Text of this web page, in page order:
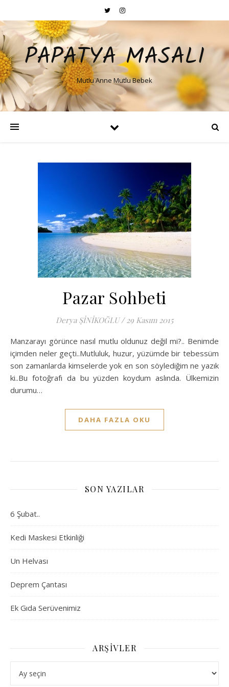
PAPATYA MASALI
Mutlu Anne Mutlu Bebek
Pazar Sohbeti
Derya ŞİNİKOĞLU / 29 Kasım 2015
Manzarayı görünce nasıl mutlu oldunuz değil mi?.. Benimde
içimden neler geçti..Mutluluk, huzur, yüzümde bir tebessüm
son zamanlarda kimselerde yok en son söylediğim ne yazık
ki..Bu fotoğrafı da bu yüzden koydum aslında. Ülkemizin
durumu…
DAHA FAZLA OKU
SON YAZILAR
6 Şubat..
Kedi Maskesi Etkinliği
Un Helvası
Deprem Çantası
Ek Gıda Serüvenimiz
ARŞIVLER